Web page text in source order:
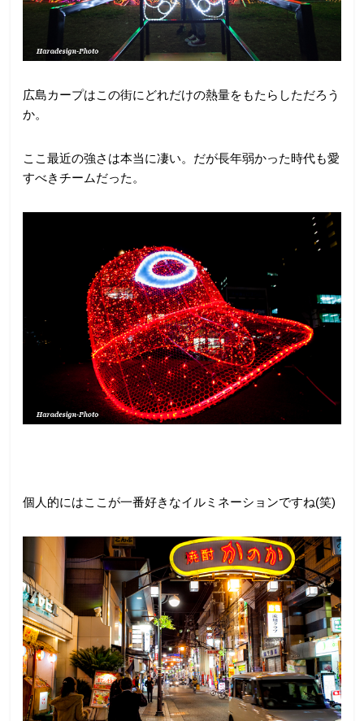
広島カープはこの街にどれだけの熱量をもたらしただろう
か。
ここ最近の強さは本当に凄い。だが長年弱かった時代も愛
すべきチームだった。
個人的にはここが一番好きなイルミネーションですね(笑)